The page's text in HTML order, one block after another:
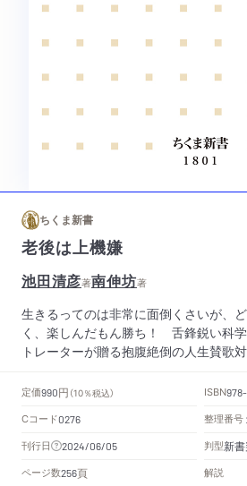
ちくま新書
老後は上機嫌
池田清彦著南伸坊著
生きるってのは非常に面倒くさいが、
く、楽しんだもん勝ち！ 舌鋒鋭い科
トレーターが贈る抱腹絶倒の人生賛歌対
定価990円 （10％税込） ISBN
Cコード0276 整理番号
刊行日 2024/06/05 判型新
ページ数256頁 解説